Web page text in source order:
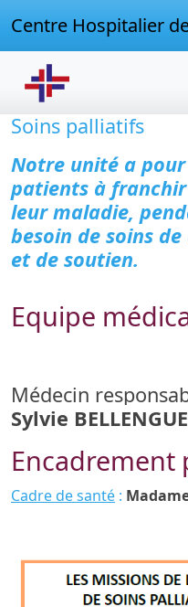
Centre Hospitalier
Soins palliatifs
Notre unité a
patients à
leur maladie,
besoin de soins
et de soutien.
Equipe
Médecin
Sylvie
Encadrement
Cadre de santé :